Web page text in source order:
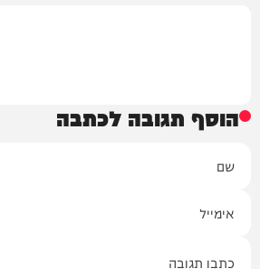
הוסף תגובה לכתבה